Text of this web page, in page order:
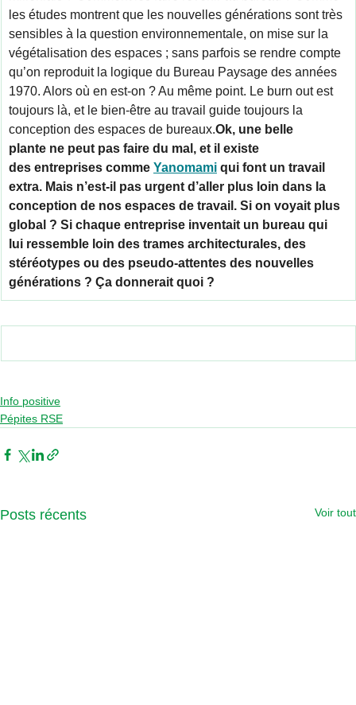
les études montrent que les nouvelles générations sont très
sensibles à la question environnementale, on mise sur la
végétalisation des espaces ; sans parfois se rendre compte
qu’on reproduit la logique du Bureau Paysage des années
1970. Alors où en est-on ? Au même point. Le burn out est
toujours là, et le bien-être au travail guide toujours la
conception des espaces de bureaux.Ok, une belle
plante ne peut pas faire du mal, et il existe
des entreprises comme Yanomami qui font un travail
extra. Mais n’est-il pas urgent d’aller plus loin dans la
conception de nos espaces de travail. Si on voyait plus
global ? Si chaque entreprise inventait un bureau qui
lui ressemble loin des trames architecturales, des
stéréotypes ou des pseudo-attentes des nouvelles
générations ? Ça donnerait quoi ?
Info positive
Pépites RSE
Posts récents Voir tout